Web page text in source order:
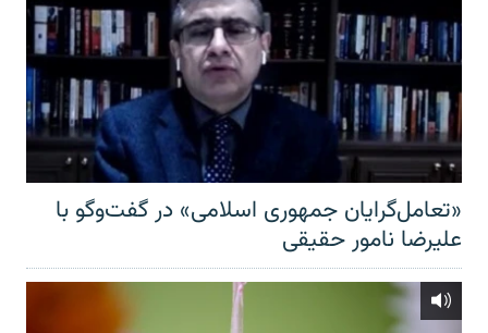
«تعامل‌گرایان جمهوری اسلامی» در گفت‌وگو با
علیرضا نامور حقیقی